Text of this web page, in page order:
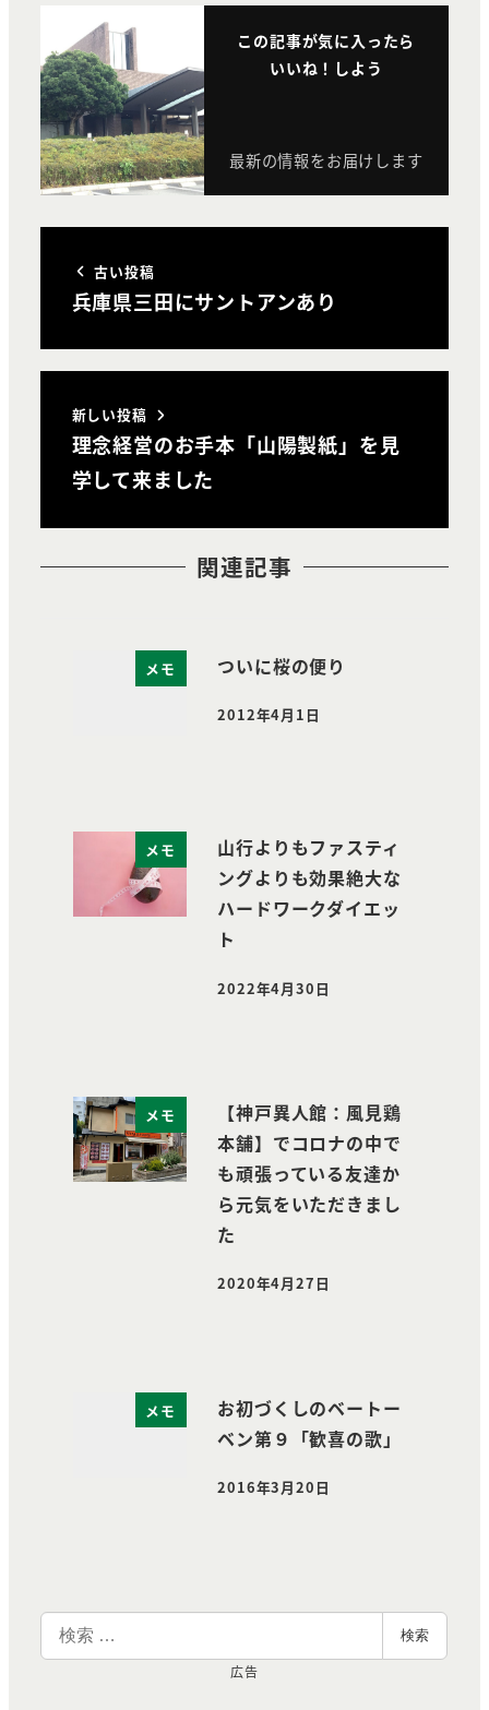
この記事が気に入ったら
いいね！しよう
最新の情報をお届けします
古い投稿
兵庫県三田にサントアンあり
新しい投稿
理念経営のお手本「山陽製紙」を見
学して来ました
関連記事
メモ ついに桜の便り
投稿日
2012年4月1日
メモ
山行よりもファスティ
ングよりも効果絶大な
ハードワークダイエッ
ト
投稿日
2022年4月30日
メモ
【神戸異人館：風見鶏
本舗】でコロナの中で
も頑張っている友達か
ら元気をいただきまし
た
投稿日
2020年4月27日
メモ
お初づくしのベートー
ベン第９「歓喜の歌」
投稿日
2016年3月20日
検
索
検索
広告